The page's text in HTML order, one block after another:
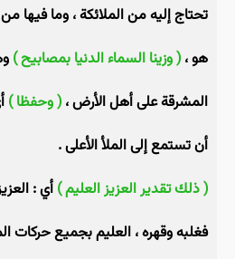
تحتاج إليه من الملائكة ، وما فيها من
هو ، ( وزينا السماء الدنيا بمصابيح )
المشرقة على أهل الأرض ، ( وحفظا )
أن تستمع إلى الملأ الأعلى .
( ذلك تقدير العزيز العليم ) أي :
فغلبه وقهره ، العليم بجميع حركات